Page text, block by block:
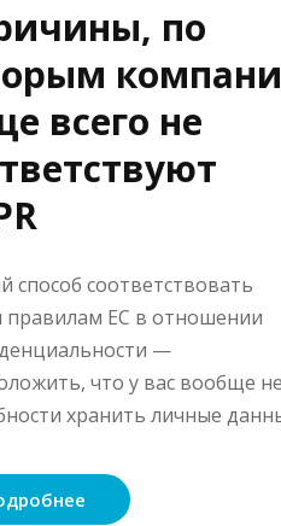
по
всего не
способ соответствовать
ЕС в отношении
—
что у вас вообще
хранить личные